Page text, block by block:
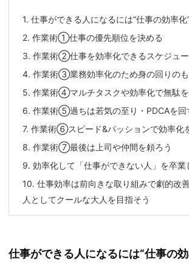
1. 仕事ができる人になるには“仕事の効率化
2. 作業術①仕事の優先順位を決める
3. 作業術②仕事を効率化できるスケジュ
4. 作業術③業務効率化のため身の回りの
5. 作業術④マルチタスクや効率化で無駄を
6. 作業術⑤過ちは若気の至り・PDCAを回
7. 作業術⑥スピード&パッションで効率化
8. 作業術⑦最後は上司や仲間を頼ろう
9. 効率化して「仕事ができない人」を卒業
10. 仕事効率は前向きな取り組みで劇的改
人としてクールな大人を目指そう
仕事ができる人になるには“仕事の